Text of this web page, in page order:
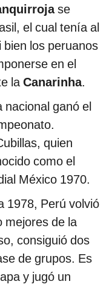
se
el cual tenía al
bien los peruanos
en el
laCanarinha.
nacional ganó el
quien
como el
México 1970.
1978, Perú volvió
mejores de la
consiguió dos
de grupos. Es
y jugó un